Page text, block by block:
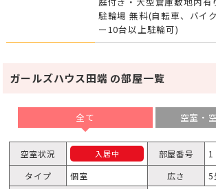
駐輪場 無料(自転車、バイ
ー10台以上駐輪可)
ガールズハウス田端 の部屋一覧
全て 空室・
空室状況 入居中 部屋番号
1
タイプ
個室 広さ
5